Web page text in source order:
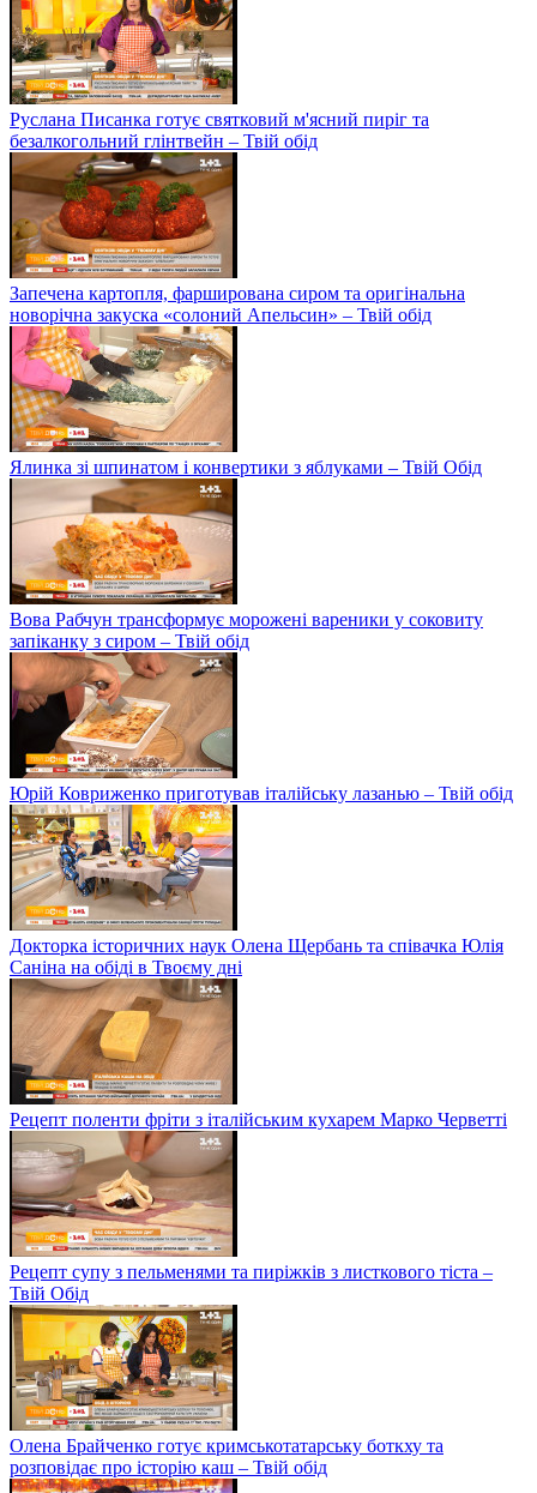
Руслана Писанка готує святковий м'ясний пиріг та
безалкогольний глінтвейн – Твій обід
Запечена картопля, фарширована сиром та оригінальна
новорічна закуска «солоний Апельсин» – Твій обід
Ялинка зі шпинатом і конвертики з яблуками – Твій Обід
Вова Рабчун трансформує морожені вареники у соковиту
запіканку з сиром – Твій обід
Юрій Ковриженко приготував італійську лазанью – Твій обід
Докторка історичних наук Олена Щербань та співачка Юлія
Саніна на обіді в Твоєму дні
Рецепт поленти фріти з італійським кухарем Марко Черветті
Рецепт супу з пельменями та пиріжків з листкового тіста –
Твій Обід
Олена Брайченко готує кримськотатарську боткху та
розповідає про історію каш – Твій обід